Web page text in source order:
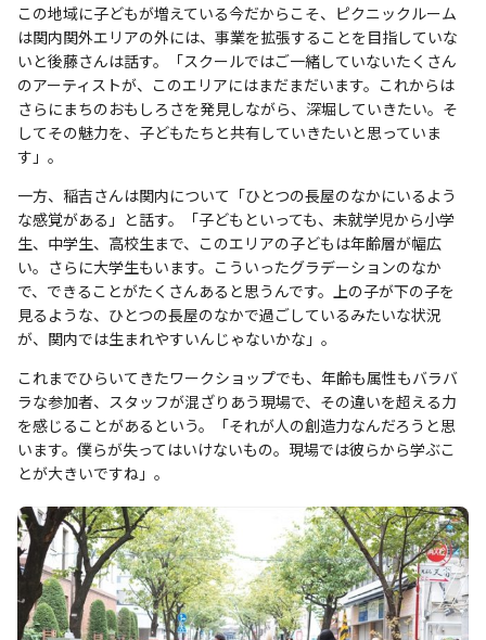
この地域に子どもが増えている今だからこそ、ピクニックルーム
は関内関外エリアの外には、事業を拡張することを目指していな
いと後藤さんは話す。「スクールではご一緒していないたくさん
のアーティストが、このエリアにはまだまだいます。これからは
さらにまちのおもしろさを発見しながら、深堀していきたい。そ
してその魅力を、子どもたちと共有していきたいと思っていま
す」。
一方、稲吉さんは関内について「ひとつの長屋のなかにいるよう
な感覚がある」と話す。「子どもといっても、未就学児から小学
生、中学生、高校生まで、このエリアの子どもは年齢層が幅広
い。さらに大学生もいます。こういったグラデーションのなか
で、できることがたくさんあると思うんです。上の子が下の子を
見るような、ひとつの長屋のなかで過ごしているみたいな状況
が、関内では生まれやすいんじゃないかな」。
これまでひらいてきたワークショップでも、年齢も属性もバラバ
ラな参加者、スタッフが混ざりあう現場で、その違いを超える力
を感じることがあるという。「それが人の創造力なんだろうと思
います。僕らが失ってはいけないもの。現場では彼らから学ぶこ
とが大きいですね」。